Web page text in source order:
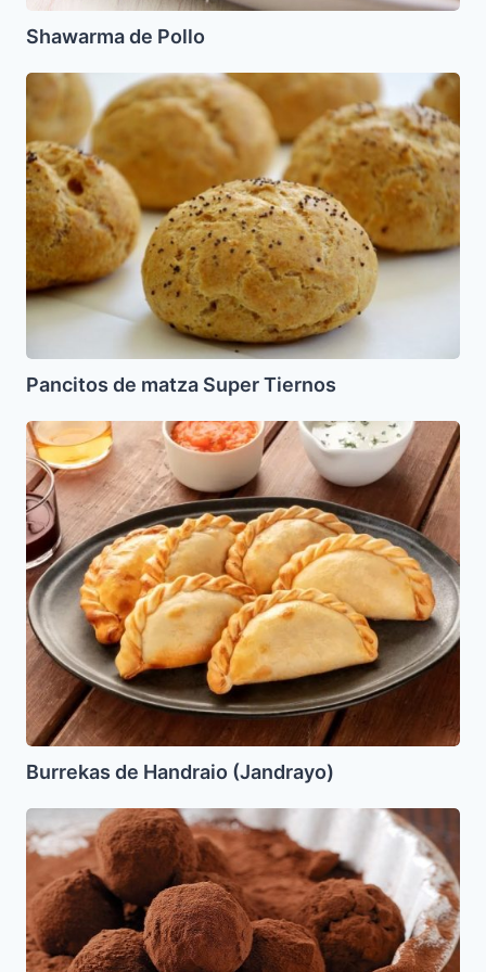
Shawarma de Pollo
Pancitos
matza
Super
Tiernos
Pancitos de matza Super Tiernos
Burrekas
de
Handraio
(Jandrayo)
Burrekas de Handraio (Jandrayo)
La
Haroset
haketía)